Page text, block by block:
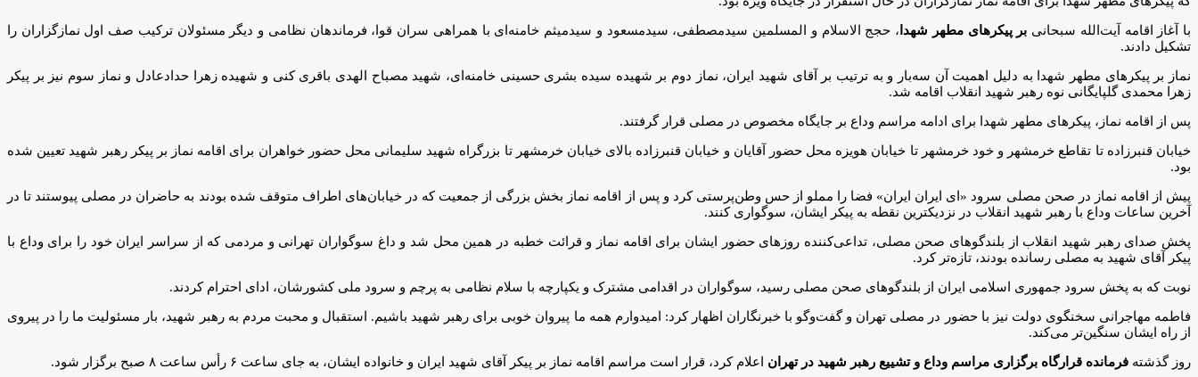
با آغاز اقامه آیت‌الله سبحانی بر پیکرهای مطهر شهدا ، حجج الاسلام و المسلمین سیدمصطفی، سیدمسعود و سیدمیثم خامنه‌ای با همراهی سران قوا، فرماندهان نظامی و دیگر مسئولان ترکیب صف اول نمازگزاران را
تشکیل دادند.
نماز بر پیکرهای مطهر شهدا به دلیل اهمیت آن سه‌بار و به ترتیب بر آقای شهید ایران، نماز دوم بر شهیده سیده بشری حسینی خامنه‌ای، شهید مصباح الهدی باقری کنی و شهیده زهرا حدادعادل و نماز سوم نیز بر پیکر
زهرا محمدی گلپایگانی نوه رهبر شهید انقلاب اقامه شد.
پس از اقامه نماز، پیکرهای مطهر شهدا برای ادامه مراسم وداع بر جایگاه مخصوص در مصلی قرار گرفتند.
خیابان قنبرزاده تا تقاطع خرمشهر و خود خرمشهر تا خیابان هویزه محل حضور آقایان و خیابان قنبرزاده بالای خیابان خرمشهر تا بزرگراه شهید سلیمانی محل حضور خواهران برای اقامه نماز بر پیکر رهبر شهید تعیین شده
بود.
پیش از اقامه نماز در صحن مصلی سرود «ای ایران ایران» فضا را مملو از حس وطن‌پرستی کرد و پس از اقامه نماز بخش بزرگی از جمعیت که در خیابان‌های اطراف متوقف شده بودند به حاضران در مصلی پیوستند تا در
آخرین ساعات وداع با رهبر شهید انقلاب در نزدیکترین نقطه به پیکر ایشان، سوگواری کنند.
پخش صدای رهبر شهید انقلاب از بلندگوهای صحن مصلی، تداعی‌کننده روزهای حضور ایشان برای اقامه نماز و قرائت خطبه در همین محل شد و داغ سوگواران تهرانی و مردمی که از سراسر ایران خود را برای وداع با
پیکر آقای شهید به مصلی رسانده بودند، تازه‌تر کرد.
نوبت که به پخش سرود جمهوری اسلامی ایران از بلندگوهای صحن مصلی رسید، سوگواران در اقدامی مشترک و یکپارچه با سلام نظامی به پرچم و سرود ملی کشورشان، ادای احترام کردند.
فاطمه مهاجرانی سخنگوی دولت نیز با حضور در مصلی تهران و گفت‌وگو با خبرنگاران اظهار کرد: امیدوارم همه ما پیروان خوبی برای رهبر شهید باشیم. استقبال و محبت مردم به رهبر شهید، بار مسئولیت ما را در پیروی
از راه ایشان سنگین‌تر می‌کند.
روز گذشته فرمانده قرارگاه برگزاری مراسم وداع و تشییع رهبر شهید در تهران اعلام کرد، قرار است مراسم اقامه نماز بر پیکر آقای شهید ایران و خانواده ایشان، به جای ساعت ۶ رأس ساعت ۸ صبح برگزار شود.